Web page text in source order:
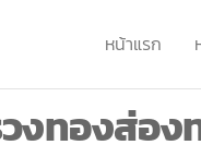
หน้าแรก
งทองส่อง